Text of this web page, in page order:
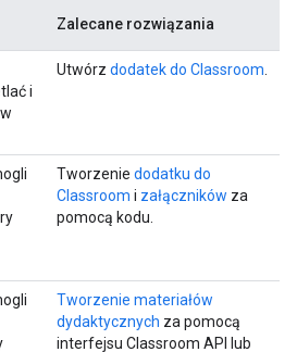
Zalecane rozwiązania
i
Utwórz dodatek do Classroom
Tworzenie dodatku do
Classroom i załączników za
pomocą kodu.
Tworzenie materiałów
dydaktycznych za pomocą
interfejsu Classroom API lub